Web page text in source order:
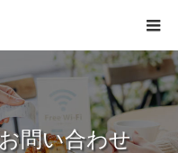
問い合わせ